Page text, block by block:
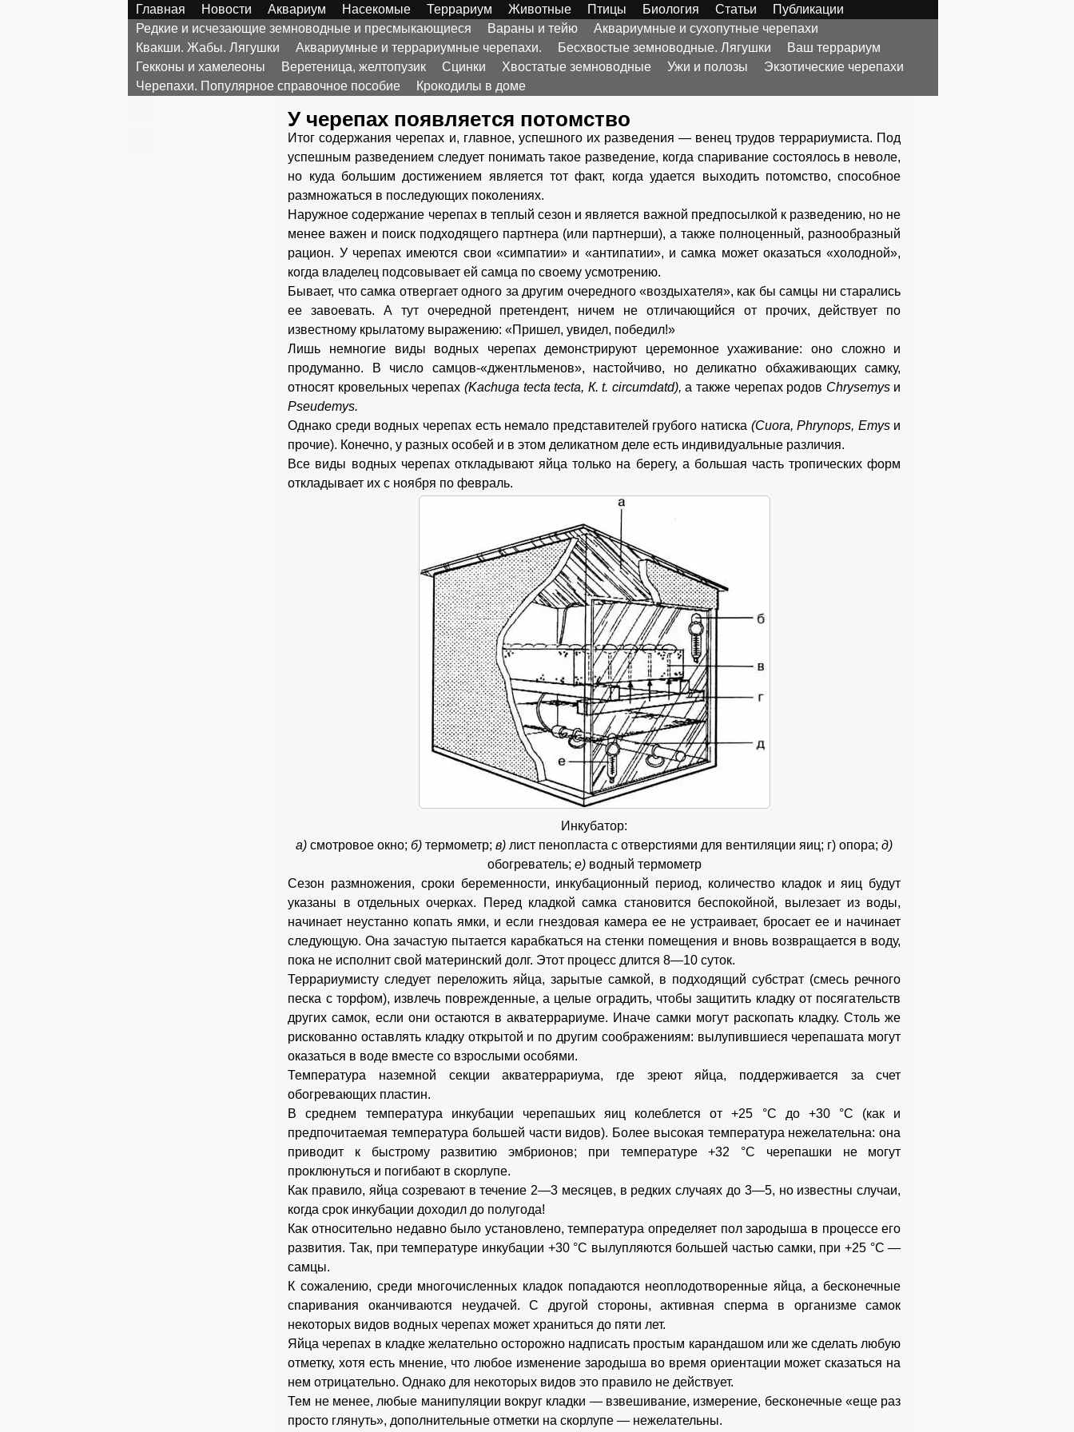
Главная Новости Аквариум Насекомые Террариум Животные Птицы Биология Статьи
Публикации
Редкие и исчезающие земноводные и пресмыкающиеся
Вараны и тейю
Аквариумные и сухопутные черепахи
Квакши. Жабы. Лягушки
Аквариумные и террариумные черепахи. Бесхвостые земноводные. Лягушки
Ваш террариум
Гекконы и хамелеоны
Веретеница, желтопузик Сцинки Хвостатые земноводные Ужи и полозы
Экзотические черепахи
Черепахи. Популярное справочное пособие
Крокодилы в доме
У черепах появляется потомство
Итог содержания черепах и, главное, успешного их разведения — венец трудов террариумиста. Под
успешным разведением следует понимать такое разведение, когда спаривание состоялось в неволе,
но куда большим достижением является тот факт, когда удается выходить потомство, способное
размножаться в последующих поколениях.
Наружное содержание черепах в теплый сезон и является важной предпосылкой к разведению, но не
менее важен и поиск подходящего партнера (или партнерши), а также полноценный, разнообразный
рацион. У черепах имеются свои «симпатии» и «антипатии», и самка может оказаться «холодной»,
когда владелец подсовывает ей самца по своему усмотрению.
Бывает, что самка отвергает одного за другим очередного «воздыхателя», как бы самцы ни старались
ее завоевать. А тут очередной претендент, ничем не отличающийся от прочих, действует по
известному крылатому выражению: «Пришел, увидел, победил!»
Лишь немногие виды водных черепах демонстрируют церемонное ухаживание: оно сложно и
продуманно. В число самцов-«джентльменов», настойчиво, но деликатно обхаживающих самку,
относят кровельных черепах(Kachuga tecta tecta, К. t. circumdatd),а также черепах родов Chrysemys и
Pseudemys.
Однако среди водных черепах есть немало представителей грубого натиска (Cuora, Phrynops, Emys и
прочие). Конечно, у разных особей и в этом деликатном деле есть индивидуальные различия.
Все виды водных черепах откладывают яйца только на берегу, а большая часть тропических форм
откладывает их с ноября по февраль.
Инкубатор:
а)смотровое окно;б)термометр;в) лист пенопласта с отверстиями для вентиляции яиц; г) опора;д)
обогреватель; е) водный термометр
Сезон размножения, сроки беременности, инкубационный период, количество кладок и яиц будут
указаны в отдельных очерках. Перед кладкой самка становится беспокойной, вылезает из воды,
начинает неустанно копать ямки, и если гнездовая камера ее не устраивает, бросает ее и начинает
следующую. Она зачастую пытается карабкаться на стенки помещения и вновь возвращается в воду,
пока не исполнит свой материнский долг. Этот процесс длится 8—10 суток.
Террариумисту следует переложить яйца, зарытые самкой, в подходящий субстрат (смесь речного
песка с торфом), извлечь поврежденные, а целые оградить, чтобы защитить кладку от посягательств
других самок, если они остаются в акватеррариуме. Иначе самки могут раскопать кладку. Столь же
рискованно оставлять кладку открытой и по другим соображениям: вылупившиеся черепашата могут
оказаться в воде вместе со взрослыми особями.
Температура наземной секции акватеррариума, где зреют яйца, поддерживается за счет
обогревающих пластин.
В среднем температура инкубации черепашьих яиц колеблется от +25 °С до +30 °С (как и
предпочитаемая температура большей части видов). Более высокая температура нежелательна: она
приводит к быстрому развитию эмбрионов; при температуре +32 °С черепашки не могут
проклюнуться и погибают в скорлупе.
Как правило, яйца созревают в течение 2—3 месяцев, в редких случаях до 3—5, но известны случаи,
когда срок инкубации доходил до полугода!
Как относительно недавно было установлено, температура определяет пол зародыша в процессе его
развития. Так, при температуре инкубации +30 °С вылупляются большей частью самки, при +25 °С —
самцы.
К сожалению, среди многочисленных кладок попадаются неоплодотворенные яйца, а бесконечные
спаривания оканчиваются неудачей. С другой стороны, активная сперма в организме самок
некоторых видов водных черепах может храниться до пяти лет.
Яйца черепах в кладке желательно осторожно надписать простым карандашом или же сделать любую
отметку, хотя есть мнение, что любое изменение зародыша во время ориентации может сказаться на
нем отрицательно. Однако для некоторых видов это правило не действует.
Тем не менее, любые манипуляции вокруг кладки — взвешивание, измерение, бесконечные «еще раз
просто глянуть», дополнительные отметки на скорлупе — нежелательны.